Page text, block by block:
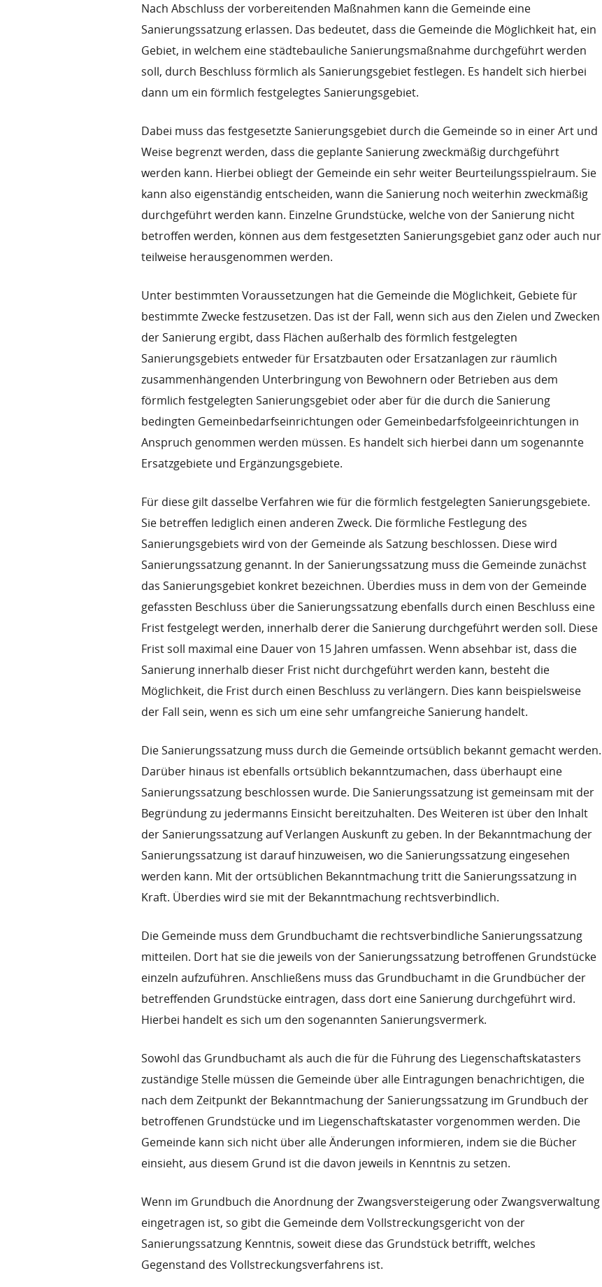
Nach Abschluss der vorbereitenden Maßnahmen kann die Gemeinde eine
Sanierungssatzung erlassen. Das bedeutet, dass die Gemeinde die Möglichkeit hat, ein
Gebiet, in welchem eine städtebauliche Sanierungsmaßnahme durchgeführt werden
soll, durch Beschluss förmlich als Sanierungsgebiet festlegen. Es handelt sich hierbei
dann um ein förmlich festgelegtes Sanierungsgebiet.
Dabei muss das festgesetzte Sanierungsgebiet durch die Gemeinde so in einer Art und
Weise begrenzt werden, dass die geplante Sanierung zweckmäßig durchgeführt
werden kann. Hierbei obliegt der Gemeinde ein sehr weiter Beurteilungsspielraum. Sie
kann also eigenständig entscheiden, wann die Sanierung noch weiterhin zweckmäßig
durchgeführt werden kann. Einzelne Grundstücke, welche von der Sanierung nicht
betroffen werden, können aus dem festgesetzten Sanierungsgebiet ganz oder auch nur
teilweise herausgenommen werden.
Unter bestimmten Voraussetzungen hat die Gemeinde die Möglichkeit, Gebiete für
bestimmte Zwecke festzusetzen. Das ist der Fall, wenn sich aus den Zielen und Zwecken
der Sanierung ergibt, dass Flächen außerhalb des förmlich festgelegten
Sanierungsgebiets entweder für Ersatzbauten oder Ersatzanlagen zur räumlich
zusammenhängenden Unterbringung von Bewohnern oder Betrieben aus dem
förmlich festgelegten Sanierungsgebiet oder aber für die durch die Sanierung
bedingten Gemeinbedarfseinrichtungen oder Gemeinbedarfsfolgeeinrichtungen in
Anspruch genommen werden müssen. Es handelt sich hierbei dann um sogenannte
Ersatzgebiete und Ergänzungsgebiete.
Für diese gilt dasselbe Verfahren wie für die förmlich festgelegten Sanierungsgebiete.
Sie betreffen lediglich einen anderen Zweck. Die förmliche Festlegung des
Sanierungsgebiets wird von der Gemeinde als Satzung beschlossen. Diese wird
Sanierungssatzung genannt. In der Sanierungssatzung muss die Gemeinde zunächst
das Sanierungsgebiet konkret bezeichnen. Überdies muss in dem von der Gemeinde
gefassten Beschluss über die Sanierungssatzung ebenfalls durch einen Beschluss eine
Frist festgelegt werden, innerhalb derer die Sanierung durchgeführt werden soll. Diese
Frist soll maximal eine Dauer von 15 Jahren umfassen. Wenn absehbar ist, dass die
Sanierung innerhalb dieser Frist nicht durchgeführt werden kann, besteht die
Möglichkeit, die Frist durch einen Beschluss zu verlängern. Dies kann beispielsweise
der Fall sein, wenn es sich um eine sehr umfangreiche Sanierung handelt.
Die Sanierungssatzung muss durch die Gemeinde ortsüblich bekannt gemacht werden.
Darüber hinaus ist ebenfalls ortsüblich bekanntzumachen, dass überhaupt eine
Sanierungssatzung beschlossen wurde. Die Sanierungssatzung ist gemeinsam mit der
Begründung zu jedermanns Einsicht bereitzuhalten. Des Weiteren ist über den Inhalt
der Sanierungssatzung auf Verlangen Auskunft zu geben. In der Bekanntmachung der
Sanierungssatzung ist darauf hinzuweisen, wo die Sanierungssatzung eingesehen
werden kann. Mit der ortsüblichen Bekanntmachung tritt die Sanierungssatzung in
Kraft. Überdies wird sie mit der Bekanntmachung rechtsverbindlich.
Die Gemeinde muss dem Grundbuchamt die rechtsverbindliche Sanierungssatzung
mitteilen. Dort hat sie die jeweils von der Sanierungssatzung betroffenen Grundstücke
einzeln aufzuführen. Anschließens muss das Grundbuchamt in die Grundbücher der
betreffenden Grundstücke eintragen, dass dort eine Sanierung durchgeführt wird.
Hierbei handelt es sich um den sogenannten Sanierungsvermerk.
Sowohl das Grundbuchamt als auch die für die Führung des Liegenschaftskatasters
zuständige Stelle müssen die Gemeinde über alle Eintragungen benachrichtigen, die
nach dem Zeitpunkt der Bekanntmachung der Sanierungssatzung im Grundbuch der
betroffenen Grundstücke und im Liegenschaftskataster vorgenommen werden. Die
Gemeinde kann sich nicht über alle Änderungen informieren, indem sie die Bücher
einsieht, aus diesem Grund ist die davon jeweils in Kenntnis zu setzen.
Wenn im Grundbuch die Anordnung der Zwangsversteigerung oder Zwangsverwaltung
eingetragen ist, so gibt die Gemeinde dem Vollstreckungsgericht von der
Sanierungssatzung Kenntnis, soweit diese das Grundstück betrifft, welches
Gegenstand des Vollstreckungsverfahrens ist.